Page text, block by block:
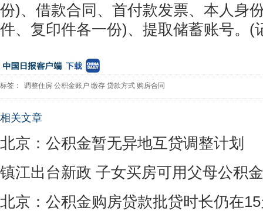
份)、借款合同、首付款发票、本人身
件、复印件各一份)、提取储蓄账号。(
标签： 调整住房 公积金账户 缴存 贷款方式 购房合同
相关文章
北京：公积金暂无异地互贷调整计划
镇江出台新政 子女买房可用父母公积
北京：公积金购房贷款批贷时长仍在